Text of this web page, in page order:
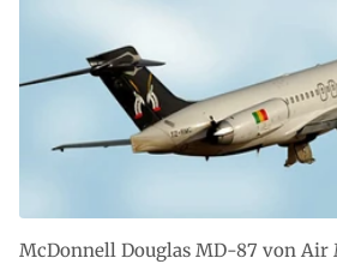
McDonnell Douglas MD-87 von Air